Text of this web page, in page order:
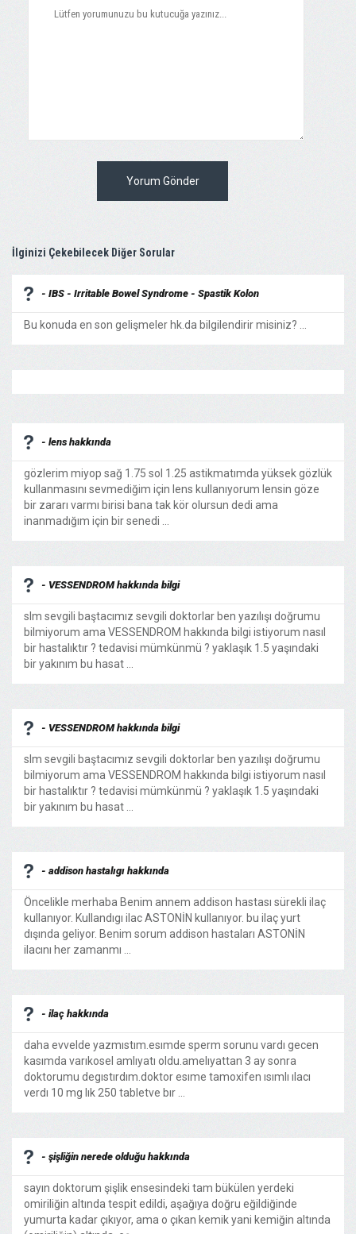
Yorum Gönder
İlginizi Çekebilecek Diğer Sorular
- IBS - Irritable Bowel Syndrome - Spastik Kolon
Bu konuda en son gelişmeler hk.da bilgilendirir misiniz? ...
- lens hakkında
gözlerim miyop sağ 1.75 sol 1.25 astikmatımda yüksek gözlük
kullanmasını sevmediğim için lens kullanıyorum lensin göze
bir zararı varmı birisi bana tak kör olursun dedi ama
inanmadığım için bir senedi ...
- VESSENDROM hakkında bilgi
slm sevgili baştacımız sevgili doktorlar ben yazılışı doğrumu
bilmiyorum ama VESSENDROM hakkında bilgi istiyorum nasıl
bir hastalıktır ? tedavisi mümkünmü ? yaklaşık 1.5 yaşındaki
bir yakınım bu hasat ...
- VESSENDROM hakkında bilgi
slm sevgili baştacımız sevgili doktorlar ben yazılışı doğrumu
bilmiyorum ama VESSENDROM hakkında bilgi istiyorum nasıl
bir hastalıktır ? tedavisi mümkünmü ? yaklaşık 1.5 yaşındaki
bir yakınım bu hasat ...
- addison hastalıgı hakkında
Öncelikle merhaba Benim annem addison hastası sürekli ilaç
kullanıyor. Kullandıgı ilac ASTONİN kullanıyor. bu ilaç yurt
dışında geliyor. Benim sorum addison hastaları ASTONİN
ilacını her zamanmı ...
- ilaç hakkında
daha evvelde yazmıstım.esımde sperm sorunu vardı gecen
kasımda varıkosel amlıyatı oldu.amelıyattan 3 ay sonra
doktorumu degıstırdım.doktor esıme tamoxifen ısımlı ılacı
verdı 10 mg lık 250 tabletve bır ...
- şişliğin nerede olduğu hakkında
sayın doktorum şişlik ensesindeki tam bükülen yerdeki
omiriliğin altında tespit edildi, aşağıya doğru eğildiğinde
yumurta kadar çıkıyor, ama o çıkan kemik yani kemiğin altında